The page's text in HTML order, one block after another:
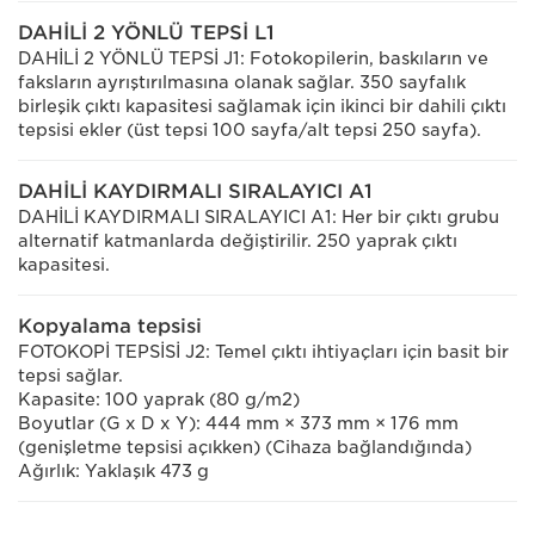
DAHİLİ 2 YÖNLÜ TEPSİ L1
DAHİLİ 2 YÖNLÜ TEPSİ J1: Fotokopilerin, baskıların ve
faksların ayrıştırılmasına olanak sağlar. 350 sayfalık
birleşik çıktı kapasitesi sağlamak için ikinci bir dahili çıktı
tepsisi ekler (üst tepsi 100 sayfa/alt tepsi 250 sayfa).
DAHİLİ KAYDIRMALI SIRALAYICI A1
DAHİLİ KAYDIRMALI SIRALAYICI A1: Her bir çıktı grubu
alternatif katmanlarda değiştirilir. 250 yaprak çıktı
kapasitesi.
Kopyalama tepsisi
FOTOKOPİ TEPSİSİ J2: Temel çıktı ihtiyaçları için basit bir
tepsi sağlar.
Kapasite: 100 yaprak (80 g/m2)
Boyutlar (G x D x Y): 444 mm × 373 mm × 176 mm
(genişletme tepsisi açıkken) (Cihaza bağlandığında)
Ağırlık: Yaklaşık 473 g